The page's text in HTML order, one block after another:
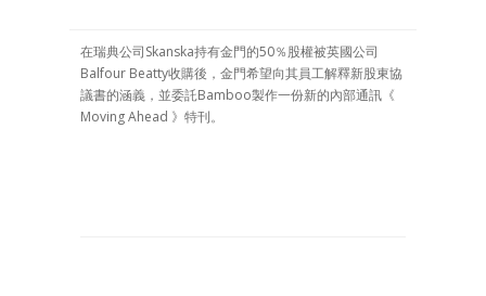
在瑞典公司Skanska持有金門的50％股權被英國公司
Balfour Beatty收購後，金門希望向其員工解釋新股東協
議書的涵義，並委託Bamboo製作一份新的內部通訊《
Moving Ahead 》特刊。